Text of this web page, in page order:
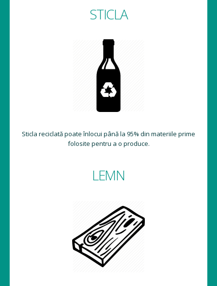
STICLA
Sticla reciclată poate înlocui până la 95% din materiile prime
folosite pentru a o produce.
LEMN